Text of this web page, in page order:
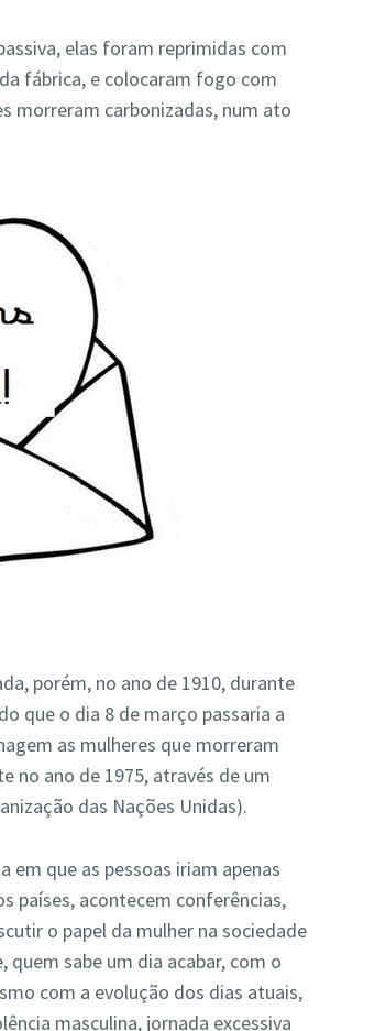
elas foram reprimidas com
fábrica, e colocaram fogo com
morreram carbonizadas, num ato
porém, no ano de 1910, durante
que o dia 8 de março passaria a
as mulheres que morreram
no ano de 1975, através de um
das Nações Unidas).
em que as pessoas iriam apenas
países, acontecem conferências,
o papel da mulher na sociedade
sabe um dia acabar, com o
com a evolução dos dias atuais,
masculina, jornada excessiva